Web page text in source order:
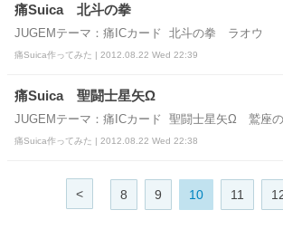
痛Suica 北斗の拳
JUGEMテーマ：痛ICカード 北斗の拳 ラオウ
痛Suica作ってみた | 2012.08.22 Wed 22:39
痛Suica 聖闘士星矢Ω
JUGEMテーマ：痛ICカード 聖闘士星矢Ω 鷲座
痛Suica作ってみた | 2012.08.22 Wed 22:38
< 8 9 10 11